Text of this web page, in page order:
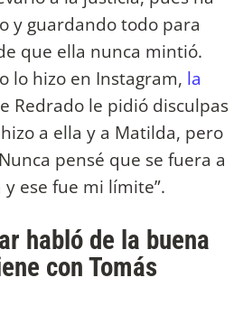
y guardando todo para
que ella nunca mintió.
lo hizo en Instagram, la
Redrado le pidió disculpas
a ella y a Matilda, pero
pensé que se fuera a
ese fue mi límite”.
habló de la buena
con Tomás